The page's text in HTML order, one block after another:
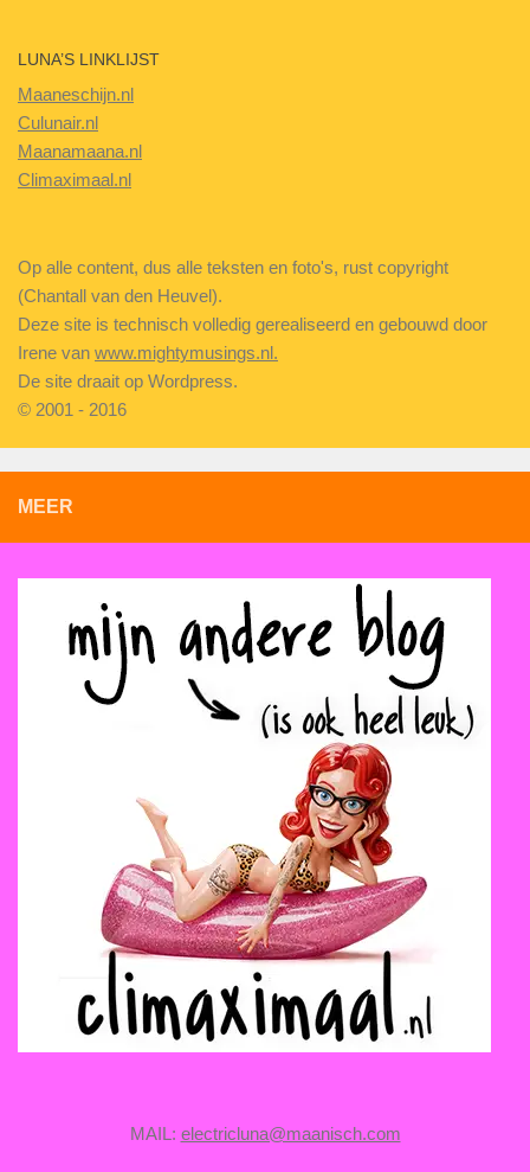
LUNA’S LINKLIJST
Maaneschijn.nl
Culunair.nl
Maanamaana.nl
Climaximaal.nl
Op alle content, dus alle teksten en foto's, rust copyright
(Chantall van den Heuvel).
Deze site is technisch volledig gerealiseerd en gebouwd door
Irene van www.mightymusings.nl.
De site draait op Wordpress.
© 2001 - 2016
MEER
MAIL: electricluna@maanisch.com